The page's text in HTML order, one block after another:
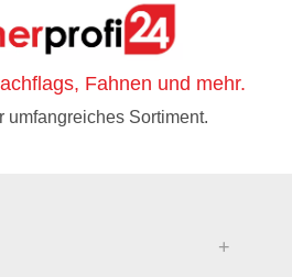
Fahnen und mehr.
umfangreiches Sortiment.